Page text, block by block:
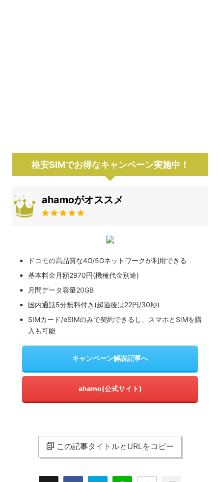
格安SIMでお得なキャンペーン実施中！
ahamoがオススメ
ドコモの高品質な4G/5Gネットワークが利用できる
基本料金月額2970円(機種代金別途)
月間データ容量20GB
国内通話5分無料付き(超過後は22円/30秒)
SIMカード/eSIMのみで契約できるし、スマホとSIMを購
入も可能
キャンペーン解説記事へ
ahamo(公式サイト)
この記事タイトルとURLをコピー